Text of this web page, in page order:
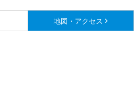
地図・アクセス